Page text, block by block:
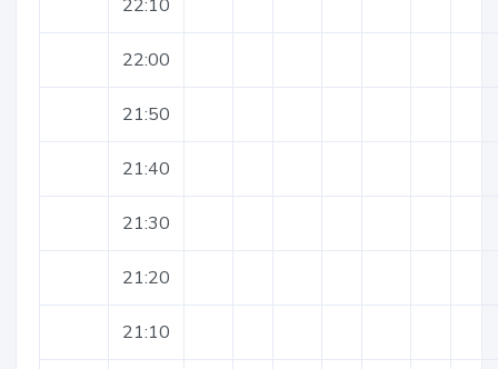
22:10
22:00
21:50
21:40
21:30
21:20
21:10